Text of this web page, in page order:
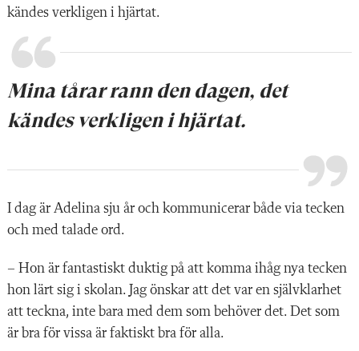
kändes verkligen i hjärtat.
Mina tårar rann den dagen, det
kändes verkligen i hjärtat.
I dag är Adelina sju år och kommunicerar både via tecken
och med talade ord.
– Hon är fantastiskt duktig på att komma ihåg nya tecken
hon lärt sig i skolan. Jag önskar att det var en självklarhet
att teckna, inte bara med dem som behöver det. Det som
är bra för vissa är faktiskt bra för alla.